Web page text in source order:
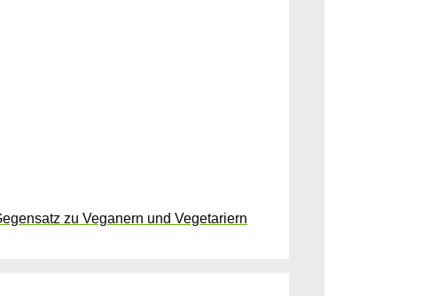
zu Veganern und Vegetariern